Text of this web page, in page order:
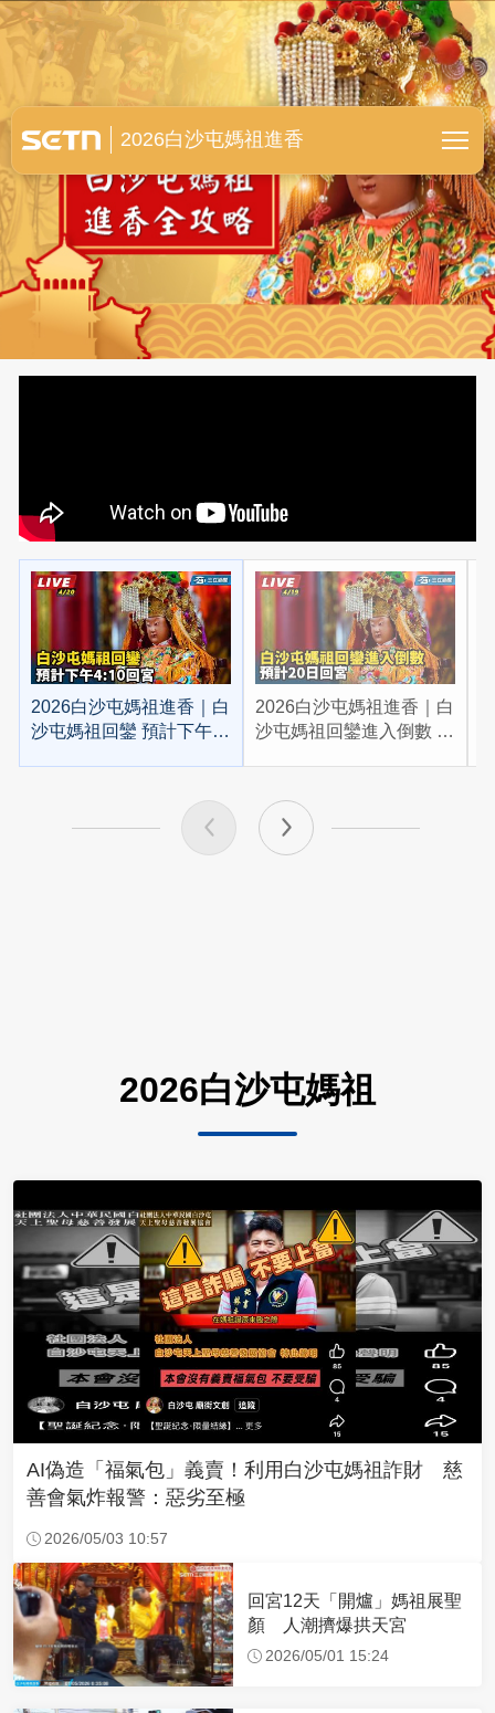
白沙屯媽祖進香全紀錄
2026白沙屯媽祖進香
2026白沙屯媽祖進香｜白
沙屯媽祖回鑾 預計下午
2026白沙屯媽祖進香｜白
沙屯媽祖回鑾進入倒數 預
2026白沙屯媽祖
AI偽造「福氣包」義賣！利用白沙屯媽祖詐財 慈
善會氣炸報警：惡劣至極
2026/05/03 10:57
回宮12天「開爐」媽祖展聖
顏 人潮擠爆拱天宮
2026/05/01 15:24